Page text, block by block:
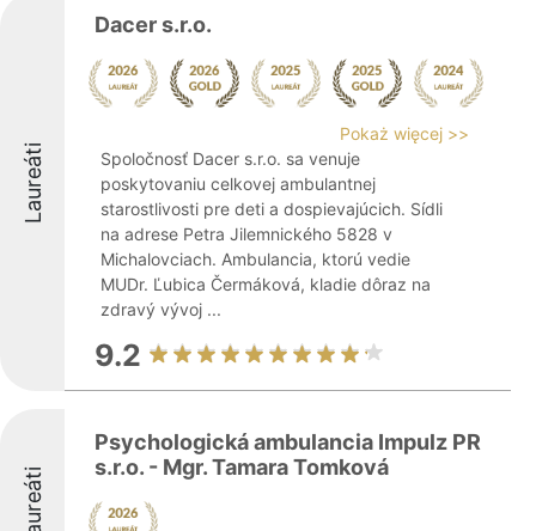
Laureáti
Dacer s.r.o.
Pokaż więcej >>
Spoločnosť Dacer s.r.o. sa venuje
poskytovaniu celkovej ambulantnej
starostlivosti pre deti a dospievajúcich. Sídli
na adrese Petra Jilemnického 5828 v
Michalovciach. Ambulancia, ktorú vedie
MUDr. Ľubica Čermáková, kladie dôraz na
zdravý vývoj ...
9.2
Laureáti
Psychologická ambulancia Impulz PR
s.r.o. - Mgr. Tamara Tomková